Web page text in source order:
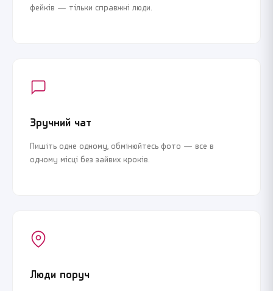
фейків — тільки справжні люди.
Зручний чат
Пишіть одне одному, обмінюйтесь фото — все в
одному місці без зайвих кроків.
Люди поруч